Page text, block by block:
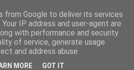
الخميس 6 أغسطس 2026
الصفحات
from Google to deliver its services
IP address and user-agent are
with performance and security
of service, generate usage
and address abuse.
MORE GOT IT